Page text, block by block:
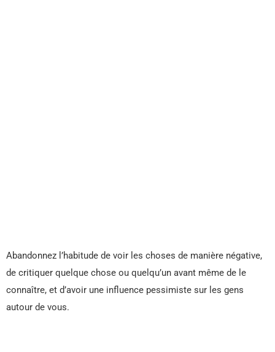
Abandonnez l’habitude de voir les choses de manière négative,
de critiquer quelque chose ou quelqu’un avant même de le
connaître, et d’avoir une influence pessimiste sur les gens
autour de vous.